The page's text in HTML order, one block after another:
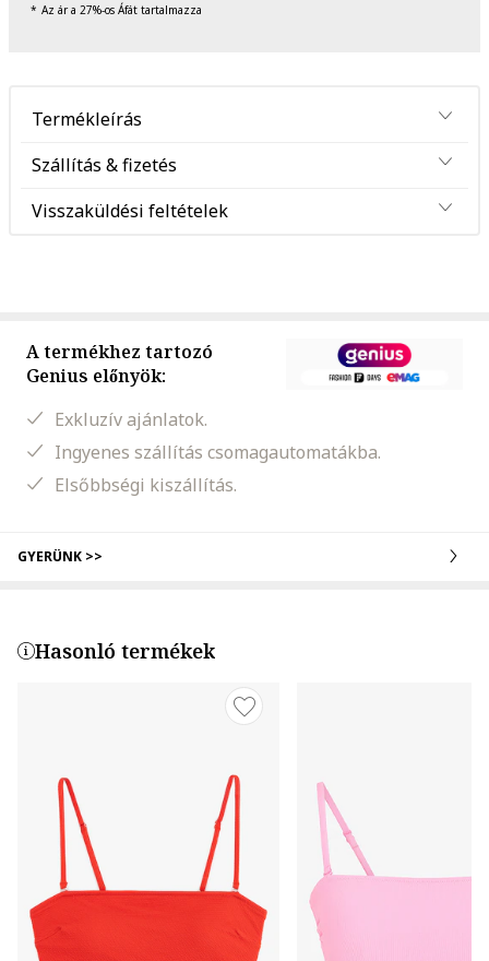
Az ár a 27%-os Áfát tartalmazza
Termékleírás
Szállítás & fizetés
Visszaküldési feltételek
A termékhez tartozó
Genius előnyök:
Exkluzív ajánlatok.
Ingyenes szállítás csomagautomatákba.
Elsőbbségi kiszállítás.
GYERÜNK >>
Hasonló termékek